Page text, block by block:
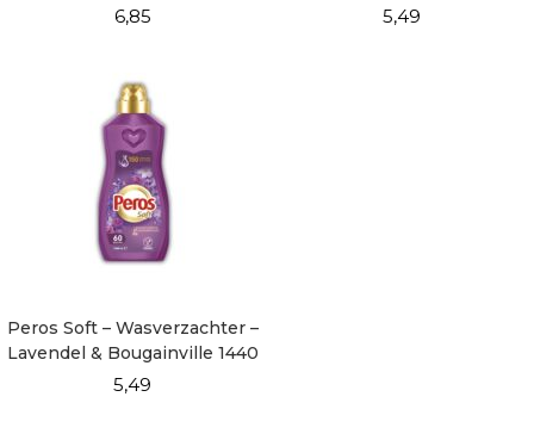
6,85
Sandelhout 1440 ml
5,49
Peros Soft – Wasverzachter –
Lavendel & Bougainville 1440
ml
5,49